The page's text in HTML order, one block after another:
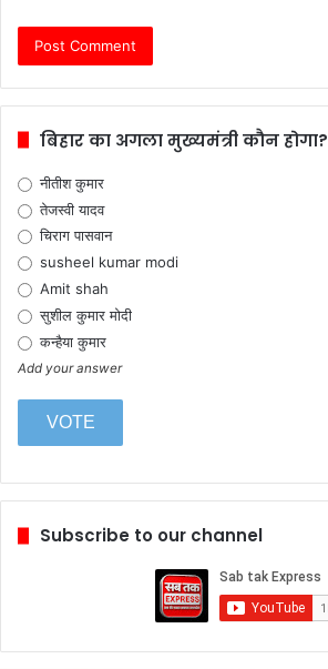
बिहार का अगला मुख्यमंत्री कौन होगा?
नीतीश कुमार
तेजस्वी यादव
चिराग पासवान
susheel kumar modi
Amit shah
सुशील कुमार मोदी
कन्हैया कुमार
Add your answer
Subscribe to our channel